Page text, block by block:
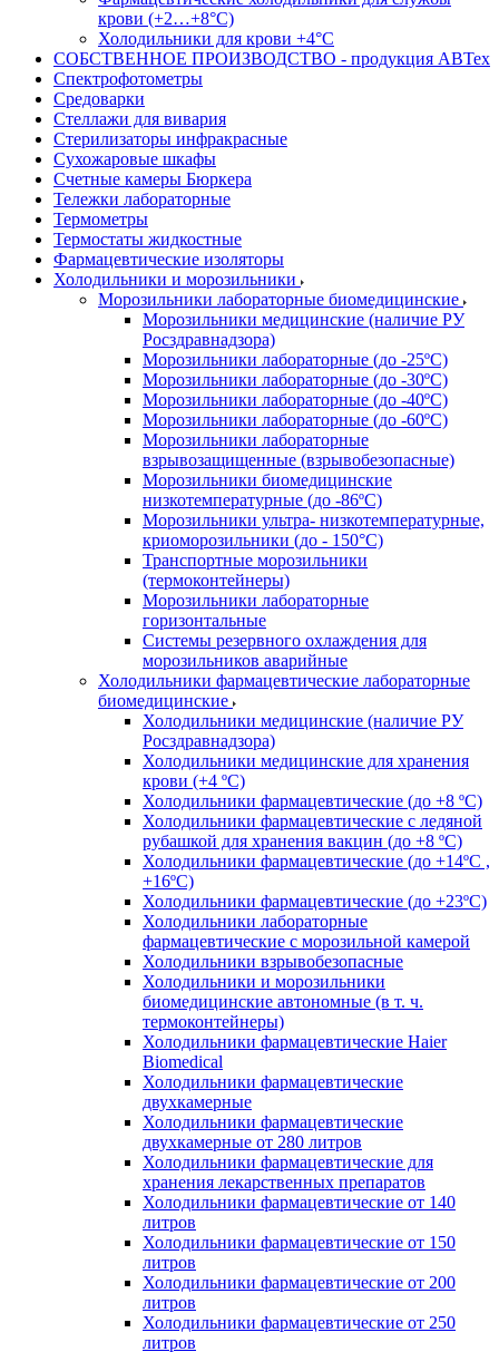
крови (+2…+8°С)
Холодильники для крови +4°С
СОБСТВЕННОЕ ПРОИЗВОДСТВО - продукция АВТех
Спектрофотометры
Средоварки
Стеллажи для вивария
Стерилизаторы инфракрасные
Сухожаровые шкафы
Счетные камеры Бюркера
Тележки лабораторные
Термометры
Термостаты жидкостные
Фармацевтические изоляторы
Холодильники и морозильники
Морозильники лабораторные биомедицинские
Морозильники медицинские (наличие РУ
Росздравнадзора)
Морозильники лабораторные (до -25ºС)
Морозильники лабораторные (до -30ºС)
Морозильники лабораторные (до -40ºС)
Морозильники лабораторные (до -60ºС)
Морозильники лабораторные
взрывозащищенные (взрывобезопасные)
Морозильники биомедицинские
низкотемпературные (до -86ºС)
Морозильники ультра- низкотемпературные,
криоморозильники (до - 150°С)
Транспортные морозильники
(термоконтейнеры)
Морозильники лабораторные
горизонтальные
Системы резервного охлаждения для
морозильников аварийные
Холодильники фармацевтические лабораторные
биомедицинские
Холодильники медицинские (наличие РУ
Росздравнадзора)
Холодильники медицинские для хранения
крови (+4 ºС)
Холодильники фармацевтические (до +8 ºС)
Холодильники фармацевтические с ледяной
рубашкой для хранения вакцин (до +8 ºС)
Холодильники фармацевтические (до +14ºС ,
+16ºС)
Холодильники фармацевтические (до +23ºС)
Холодильники лабораторные
фармацевтические с морозильной камерой
Холодильники взрывобезопасные
Холодильники и морозильники
биомедицинские автономные (в т. ч.
термоконтейнеры)
Холодильники фармацевтические Haier
Biomedical
Холодильники фармацевтические
двухкамерные
Холодильники фармацевтические
двухкамерные от 280 литров
Холодильники фармацевтические для
хранения лекарственных препаратов
Холодильники фармацевтические от 140
литров
Холодильники фармацевтические от 150
литров
Холодильники фармацевтические от 200
литров
Холодильники фармацевтические от 250
литров